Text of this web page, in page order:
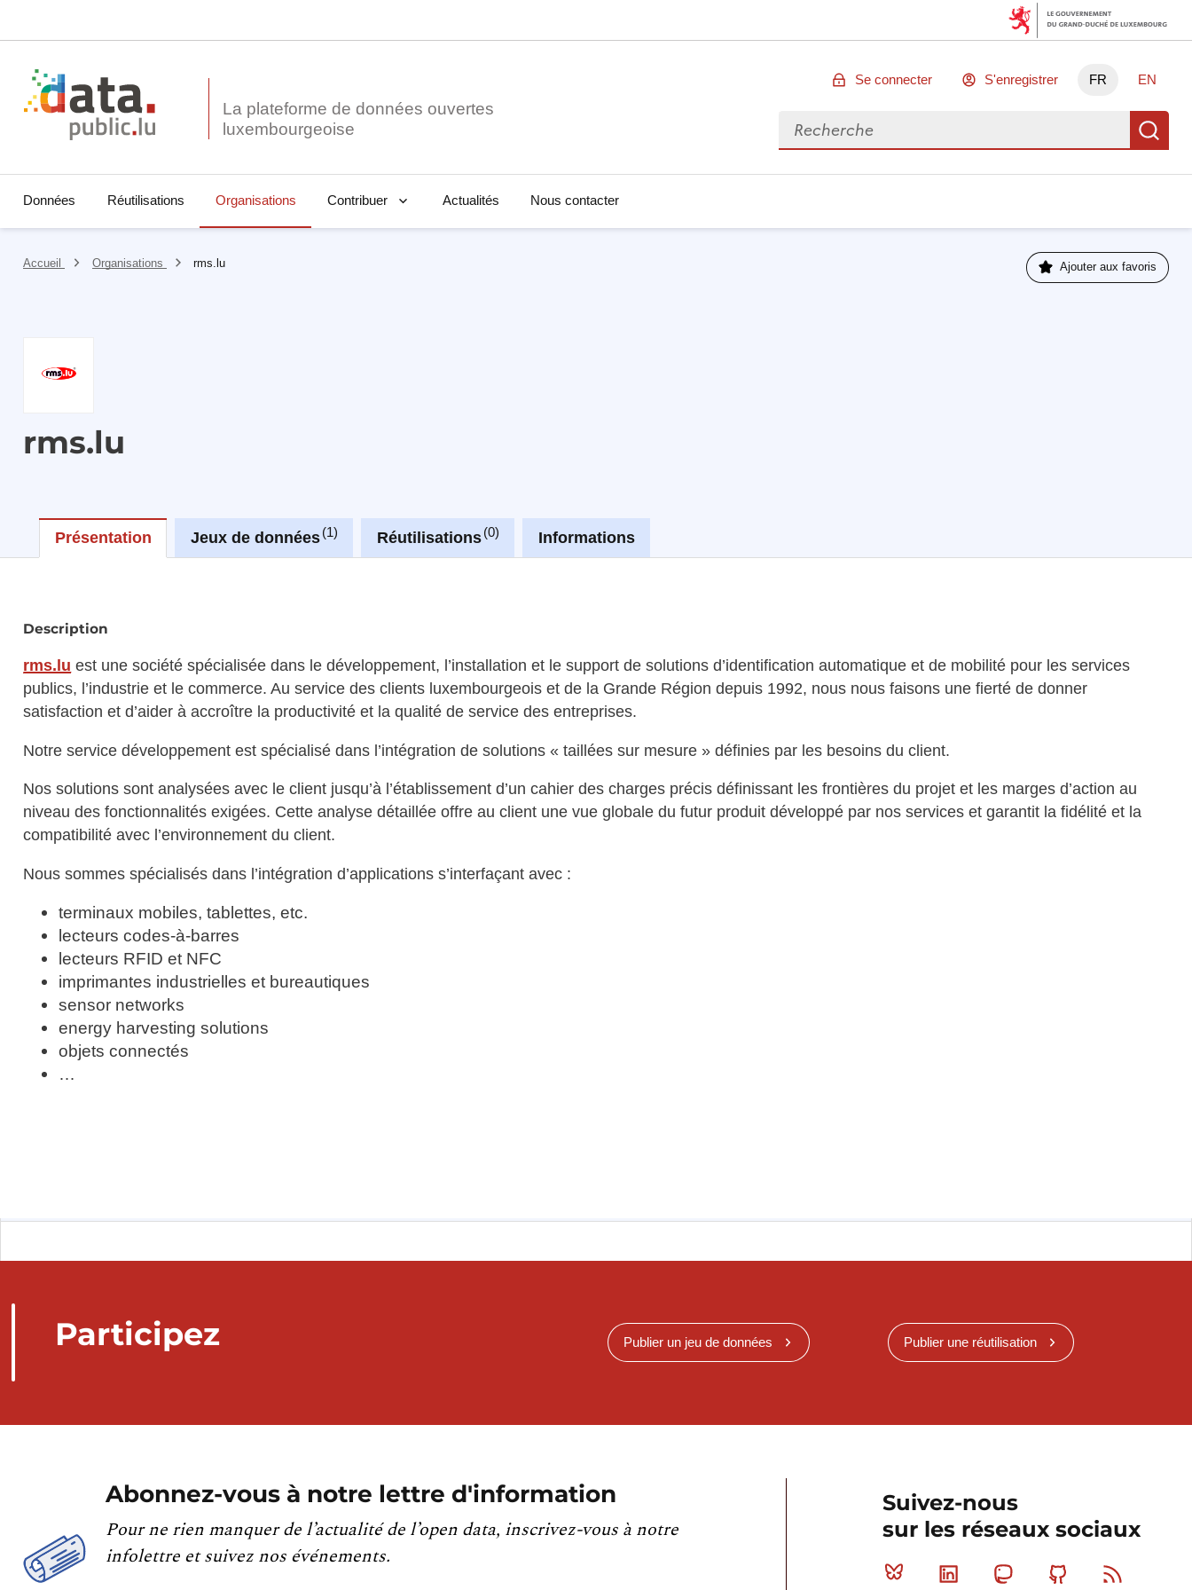
La plateforme de données ouvertes
Se connecter S'enregistrer FR EN
Rechercher des données
Données Réutilisations Organisations Contribuer Actualités Nous contacter
Accueil Organisations rms.lu Ajouter aux favoris
rms.lu
Présentation Jeux de données 1 Réutilisations 0 Informations
Description
rms.lu est une société spécialisée dans le développement, l’installation et le support de solutions d’identification automatique et de mobilité pour les services
publics, l’industrie et le commerce. Au service des clients luxembourgeois et de la Grande Région depuis 1992, nous nous faisons une fierté de donner
satisfaction et d’aider à accroître la productivité et la qualité de service des entreprises.
Notre service développement est spécialisé dans l’intégration de solutions « taillées sur mesure » définies par les besoins du client.
Nos solutions sont analysées avec le client jusqu’à l’établissement d’un cahier des charges précis définissant les frontières du projet et les marges d’action au
niveau des fonctionnalités exigées. Cette analyse détaillée offre au client une vue globale du futur produit développé par nos services et garantit la fidélité et la
compatibilité avec l’environnement du client.
Nous sommes spécialisés dans l’intégration d’applications s’interfaçant avec :
terminaux mobiles, tablettes, etc.
lecteurs codes-à-barres
lecteurs RFID et NFC
imprimantes industrielles et bureautiques
sensor networks
energy harvesting solutions
objets connectés
…
Participez Publier un jeu de données Publier une réutilisation
Abonnez-vous à notre lettre d'information
Pour ne rien manquer de l’actualité de l’open data, inscrivez-vous à notre
infolettre et suivez nos événements.
Suivez-nous
sur les réseaux sociaux
Bluesky Linkedin MastodonGithub